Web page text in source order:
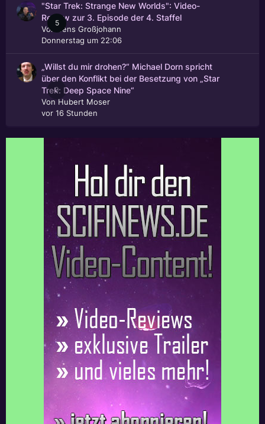
5
"Star Trek: Strange New Worlds": Video-
Review zur 3. Episode der 4. Staffel
Von
Jens Großjohann
Donnerstag um 22:06
0
„Willst du mir drohen?“ Michael Dorn spricht
über den Konflikt bei der Besetzung von „Star
Trek: Deep Space Nine“
Von Hubert Moser
vor 16 Stunden